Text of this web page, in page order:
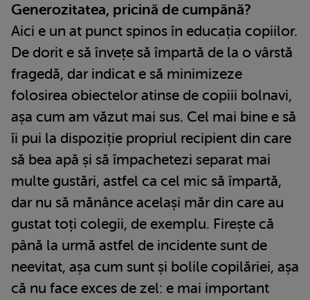
Generozitatea, pricină de cumpănă?
Aici e un at punct spinos în educația copiilor.
De dorit e să învețe să împartă de la o vârstă
fragedă, dar indicat e să minimizeze
folosirea obiectelor atinse de copiii bolnavi,
așa cum am văzut mai sus. Cel mai bine e să
îi pui la dispoziție propriul recipient din care
să bea apă și să împachetezi separat mai
multe gustări, astfel ca cel mic să împartă,
dar nu să mănânce același măr din care au
gustat toți colegii, de exemplu. Firește că
până la urmă astfel de incidente sunt de
neevitat, așa cum sunt și bolile copilăriei, așa
că nu face exces de zel: e mai important